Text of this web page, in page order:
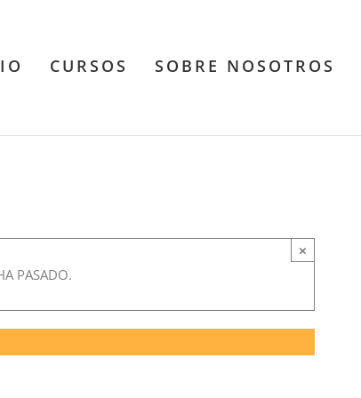
CURSOS SOBRE NOSOTROS
×
PASADO.
-8:30 pm